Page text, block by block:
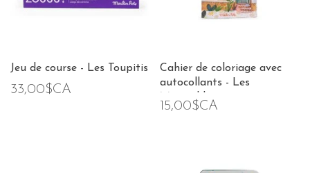
Jeu de course - Les Toupitis
33,00$CA
Cahier de coloriage avec
autocollants - Les
Minouchkas
15,00$CA